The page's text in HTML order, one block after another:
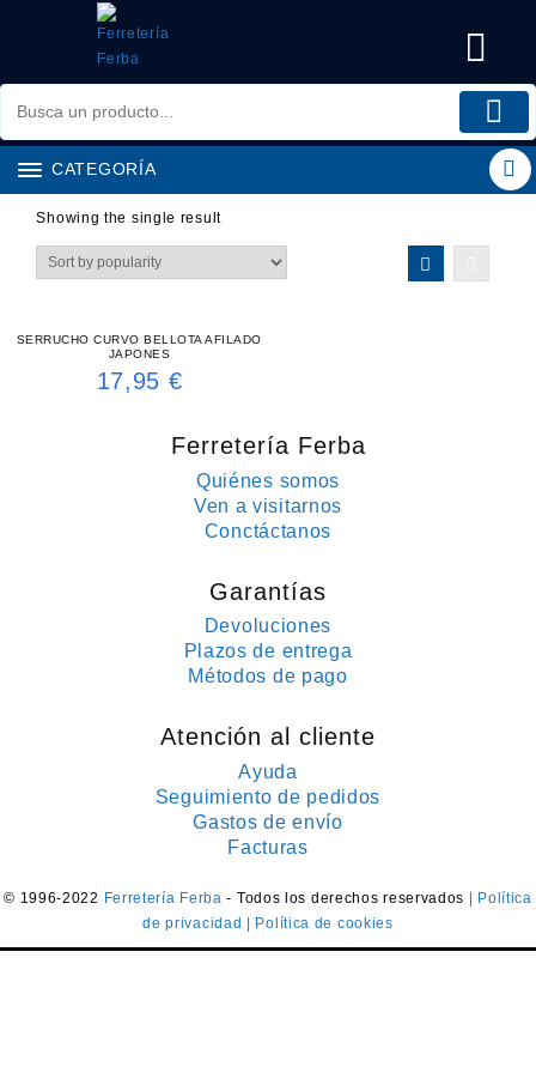
CATEGORÍA
Showing the single result
SERRUCHO CURVO BELLOTA AFILADO
JAPONES
17,95 €
Ferretería Ferba
Quiénes somos
Ven a visitarnos
Conctáctanos
Garantías
Devoluciones
Plazos de entrega
Métodos de pago
Atención al cliente
Ayuda
Seguimiento de pedidos
Gastos de envío
Facturas
© 1996-2022 Ferretería Ferba- Todos los derechos reservados
| Política
de privacidad
| Política de cookies